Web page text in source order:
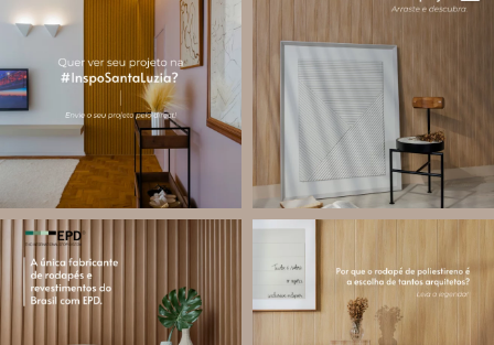
A #InspoSantaLuzia é um espaço
criado para divulgar projetos que
utilizam produtos Santa Luzia e
valorizar o trabalho de arquitetos,
designers de...
Jul 28
13 0
O lambri é um revestimento versátil
painéis decorativos e diversas
composições para valorizar o
Jul 27
87 8
Você sabe o que é EPD?
A Declaração Ambiental de Produto
(Environmental Product Declaration) é
um documento internacional que
Os rodapés de poliestireno
conquistaram espaço na arquitetura
porque unem estética, praticidade e
desempenho em um único produto.
Diferente